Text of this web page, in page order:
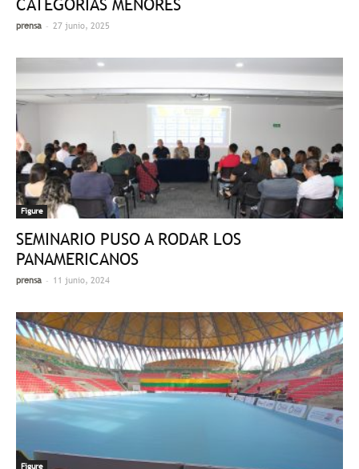
CATEGORÍAS MENORES
prensa - 27 junio, 2025
Figure
SEMINARIO PUSO A RODAR LOS
PANAMERICANOS
prensa - 11 junio, 2024
Figure